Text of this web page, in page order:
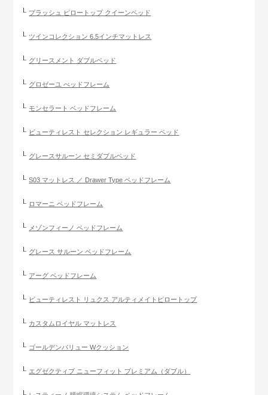
プラッシュ ピロートップ クイーンベッド
ツインコレクション 6.5インチマットレス
グリースメント ダブルベッド
グロゼーユ べッドフレーム
モンセラート ベッドフレーム
ビューティレスト セレクション レギュラー ベッド
グレースサルーン セミダブルベッド
S03 マットレス ／ Drawer Type ベッドフレーム
ロマーニ ベッドフレーム
メゾンフィーノ ベッドフレーム
グレース サルーン ベッドフレーム
アーグ ベッドフレーム
ビューティレスト リュクス アルティメイトピロートップ
カスタムロイヤル マットレス
ゴールデンバリュー Wクッション
エグゼクティブ ニューフィット プレミアム（ダブル）